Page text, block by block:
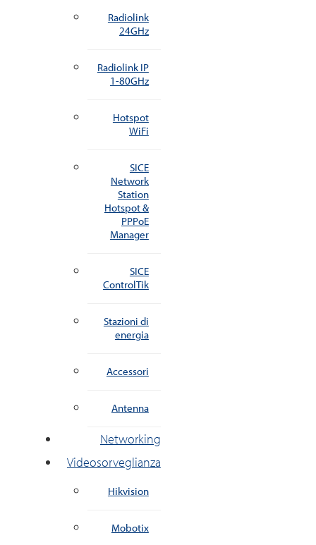
Radiolink
24GHz
Radiolink IP
1-80GHz
Hotspot
WiFi
SICE
Network
Station
Hotspot &
PPPoE
Manager
SICE
ControlTik
Stazioni di
energia
Accessori
Antenna
Networking
Videosorveglianza
Hikvision
Mobotix